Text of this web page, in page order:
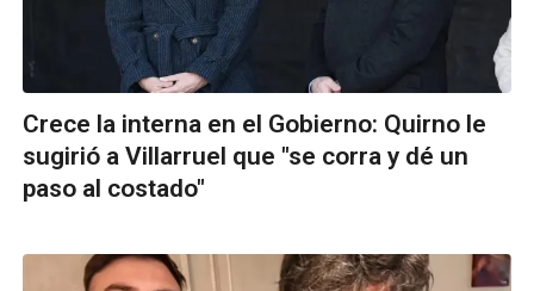
Crece la interna en el Gobierno: Quirno le
sugirió a Villarruel que "se corra y dé un
paso al costado"